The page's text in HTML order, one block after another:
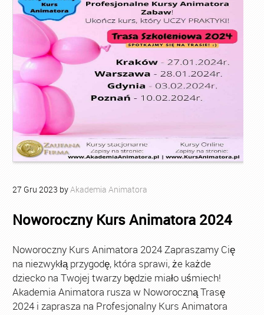
27 Gru 2023 byAkademia Animatora
Noworoczny Kurs Animatora 2024
Noworoczny Kurs Animatora 2024 Zapraszamy Cię
na niezwykłą przygodę, która sprawi, że każde
dziecko na Twojej twarzy będzie miało uśmiech!
Akademia Animatora rusza w Noworoczną Trasę
2024 i zaprasza na Profesjonalny Kurs Animatora